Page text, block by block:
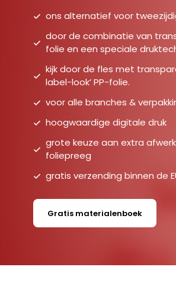
ons alternatief voor
door de combinatie van
folie en een speciale
kijk door de fles met
label-look’ PP-folie.
voor alle branches &
hoogwaardige digitale druk
grote keuze aan extra
foliepreeg
gratis verzending binnen de
Gratis materialenboek